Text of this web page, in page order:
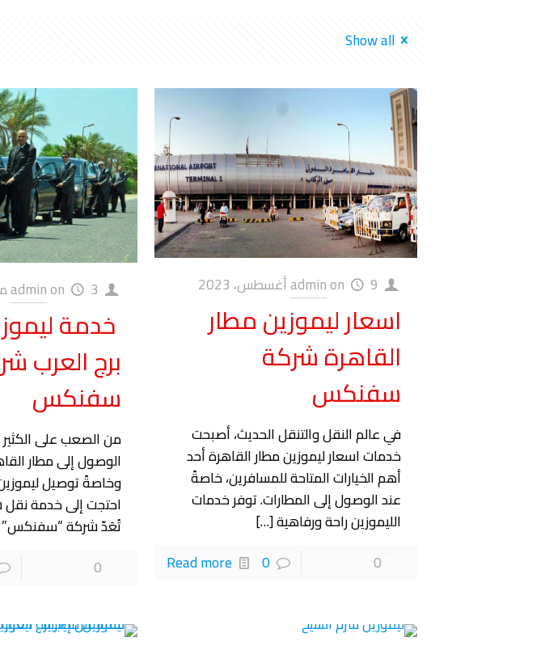
Show all
adminon 9 أغسطس، 2023
اسعار ليموزين مطار
القاهرة شركة
سفنكس
في عالم النقل والتنقل الحديث، أصبحت
خدمات اسعار ليموزين مطار القاهرة أحد
أهم الخيارات المتاحة للمسافرين، خاصةً
عند الوصول إلى المطارات. توفر خدمات
الليموزين راحة ورفاهية[…]
0
0
Read more
adminon 3 مايو، 2023
خدمة
برج العرب
سفنكس
من الصعب على
الوصول إلى مطار
وخاصةً توصيل
احتجت إلى خدمة
تُعَدّ شركة “سفنكس”
0